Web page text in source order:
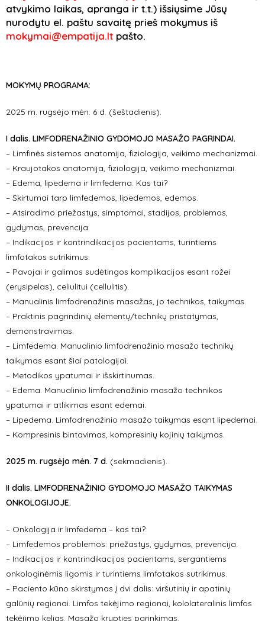
atvykimo laikas, apranga ir t.t.) išsiųsime Jūsų
nurodytu el. paštu savaitę prieš mokymus iš
mokymai@empatija.lt pašto.
MOKYMŲ PROGRAMA:
2025 m. rugsėjo mėn. 6 d. (šeštadienis).
I dalis. LIMFODRENAŽINIO GYDOMOJO MASAŽO PAGRINDAI.
– Limfinės sistemos anatomija, fiziologija, veikimo mechanizmai.
– Kraujotakos anatomija, fiziologija, veikimo mechanizmai.
– Edema, lipedema ir limfedema. Kas tai?
– Skirtumai tarp limfedemos, lipedemos, edemos.
– Atsiradimo priežastys, simptomai, stadijos, problemos,
gydymas, prevencija.
– Indikacijos ir kontrindikacijos pacientams, turintiems
limfotakos sutrikimus.
– Pavojai ir galimos sudėtingos komplikacijos esant rožei
(erysipelas), celiulitui (cellulitis).
– Manualinis limfodrenažinis masažas, jo technikos, taikymas.
– Praktinis pagrindinių elementų/technikų pristatymas,
demonstravimas.
– Limfedema. Manualinio limfodrenažinio masažo technikų
taikymas esant šiai patologijai.
– Metodikos ypatumai ir išskirtinumas.
– Edema. Manualinio limfodrenažinio masažo technikos
ypatumai ir atlikimas esant edemai.
– Lipedema. Limfodrenažinio masažo taikymas esant lipedemai.
– Kompresinis bintavimas, kompresinių kojinių taikymas.
2025 m. rugsėjo mėn. 7 d. (sekmadienis).
II dalis. LIMFODRENAŽINIO GYDOMOJO MASAŽO TAIKYMAS
ONKOLOGIJOJE.
– Onkologija ir limfedema – kas tai?
– Limfedemos problemos: priežastys, gydymas, prevencija.
– Indikacijos ir kontrindikacijos pacientams, sergantiems
onkologinėmis ligomis ir turintiems limfotakos sutrikimus.
– Paciento kūno skirstymas į dvi dalis: viršutinių ir apatinių
galūnių regionai. Limfos tekėjimo regionai, kololateralinis limfos
tekėjimo kelias. Masažo krypties parinkimas.